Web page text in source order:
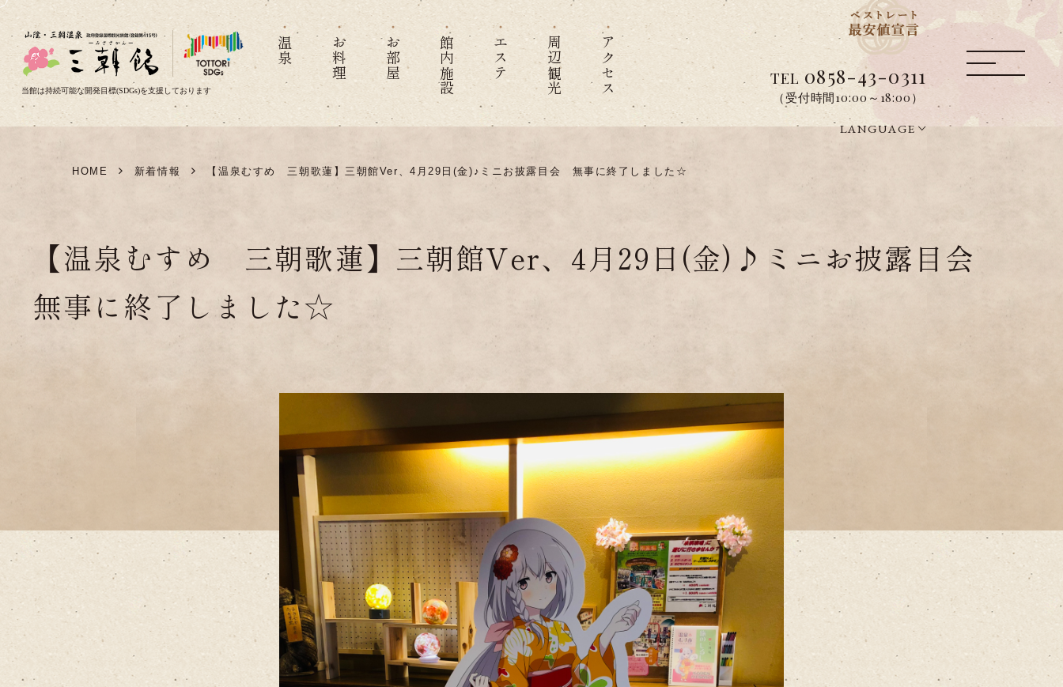
当館は持続可能な開発目標(SDGs)を支援しております
温泉 お料理 お部屋 館内施設 エステ 周辺観光 アクセス TEL 0858-43-0311
（受付時間10:00～18:00）
LANGUAGE
HOME 新着情報 【温泉むすめ 三朝歌蓮】三朝館Ver、4月29日(金)♪ミニお披露目会 無事に終了しました☆
【温泉むすめ 三朝歌蓮】三朝館Ver、4月29日(金)♪ミニお披露目会
無事に終了しました☆